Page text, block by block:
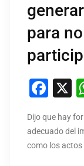
para
X
Dijo que hay
adecuado del
como los